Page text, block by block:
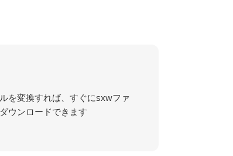
を変換すれば、すぐにsxwファ
ウンロードできます